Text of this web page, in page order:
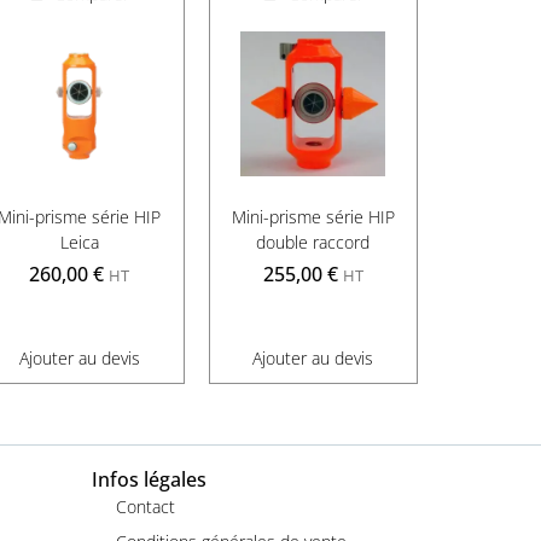
Mini-prisme série HIP
Leica
260,00€ HT
Ajouter au devis
Mini-prisme série HIP
double raccord
255,00€ HT
Ajouter au devis
Infos légales
Contact